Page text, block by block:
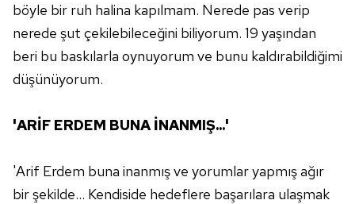
böyle bir ruh halina kapılmam. Nerede pas verip
nerede şut çekilebileceğini biliyorum. 19 yaşından
beri bu baskılarla oynuyorum ve bunu kaldırabildiğimi
düşünüyorum.
'ARİF ERDEM BUNA İNANMIŞ...'
'Arif Erdem buna inanmış ve yorumlar yapmış ağır
bir şekilde... Kendiside hedeflere başarılara ulaşmak